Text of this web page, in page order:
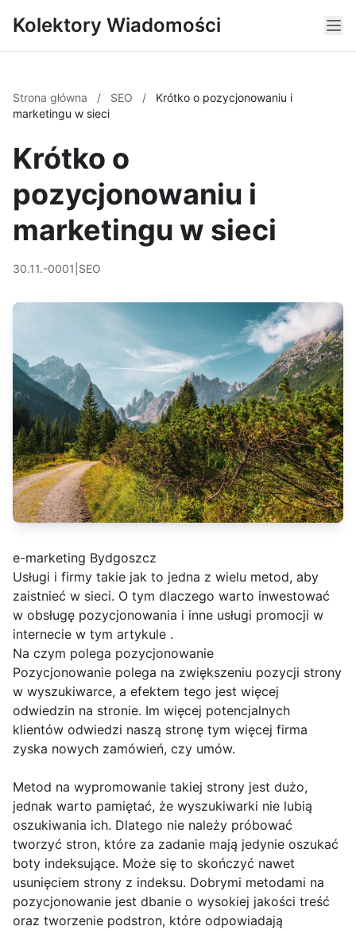
Kolektory Wiadomości
Strona główna / SEO /
Krótko o pozycjonowaniu i
marketingu w sieci
Krótko o
pozycjonowaniu i
marketingu w sieci
30.11.-0001 SEO
e-marketing Bydgoszcz
Usługi i firmy takie jak to jedna z wielu metod, aby
zaistnieć w sieci. O tym dlaczego warto inwestować
w obsługę pozycjonowania i inne usługi promocji w
internecie w tym artykule .
Na czym polega pozycjonowanie
Pozycjonowanie polega na zwiększeniu pozycji strony
w wyszukiwarce, a efektem tego jest więcej
odwiedzin na stronie. Im więcej potencjalnych
klientów odwiedzi naszą stronę tym więcej firma
zyska nowych zamówień, czy umów.
Metod na wypromowanie takiej strony jest dużo,
jednak warto pamiętać, że wyszukiwarki nie lubią
oszukiwania ich. Dlatego nie należy próbować
tworzyć stron, które za zadanie mają jedynie oszukać
boty indeksujące. Może się to skończyć nawet
usunięciem strony z indeksu. Dobrymi metodami na
pozycjonowanie jest dbanie o wysokiej jakości treść
oraz tworzenie podstron, które odpowiadają